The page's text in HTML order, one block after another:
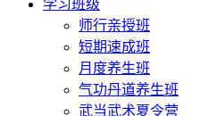
学习班级
师行亲授班
短期速成班
月度养生班
气功丹道养生班
武当武术夏令营